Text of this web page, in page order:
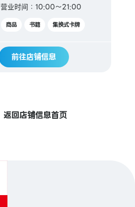
营业时间：10:00～21:00
商品 书籍 集换式卡牌
前往店铺信息
返回店铺信息首页